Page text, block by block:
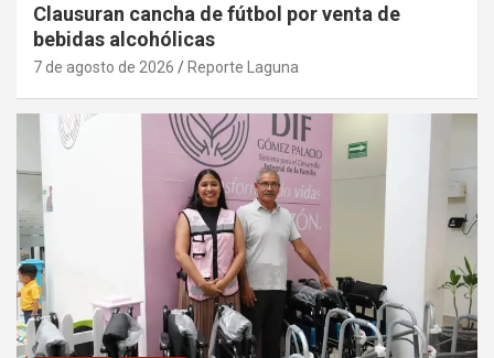
Clausuran cancha de fútbol por venta de
bebidas alcohólicas
7 de agosto de 2026 Reporte Laguna